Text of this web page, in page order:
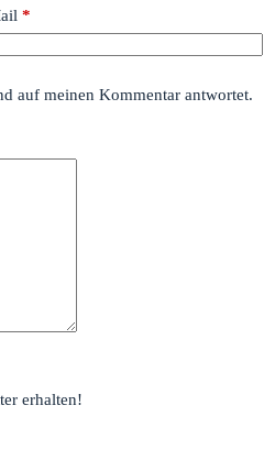
*
auf meinen Kommentar antwortet.
erhalten!